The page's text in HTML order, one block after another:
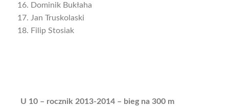
Dominik Bukłaha
Jan Truskolaski
Filip Stosiak
U 10 – rocznik 2013-2014 – bieg na 300 m